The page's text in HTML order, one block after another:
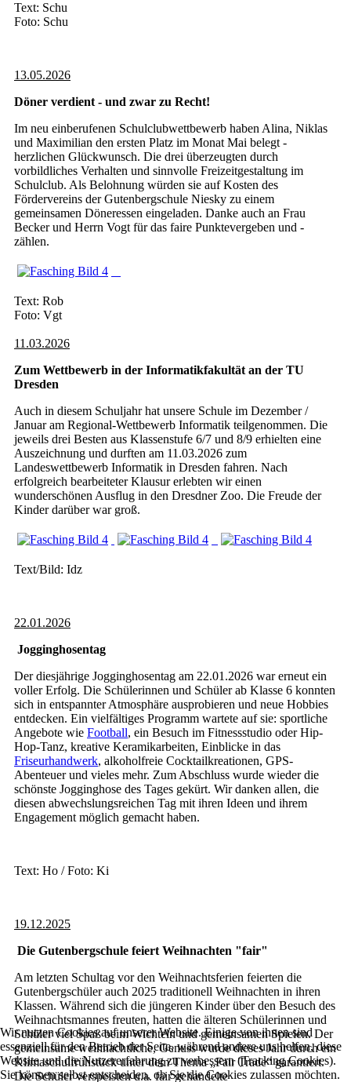
Text: Schu
Foto: Schu
13.05.2026
Döner verdient - und zwar zu Recht!
Im neu einberufenen Schulclubwettbewerb haben Alina, Niklas
und Maximilian den ersten Platz im Monat Mai belegt -
herzlichen Glückwunsch. Die drei überzeugten durch
vorbildliches Verhalten und sinnvolle Freizeitgestaltung im
Schulclub. Als Belohnung würden sie auf Kosten des
Fördervereins der Gutenbergschule Niesky zu einem
gemeinsamen Döneressen eingeladen. Danke auch an Frau
Becker und Herrn Vogt für das faire Punktevergeben und -
zählen.
Text: Rob
Foto: Vgt
11.03.2026
Zum Wettbewerb in der Informatikfakultät an der TU
Dresden
Auch in diesem Schuljahr hat unsere Schule im Dezember /
Januar am Regional-Wettbewerb Informatik teilgenommen. Die
jeweils drei Besten aus Klassenstufe 6/7 und 8/9 erhielten eine
Auszeichnung und durften am 11.03.2026 zum
Landeswettbewerb Informatik in Dresden fahren. Nach
erfolgreich bearbeiteter Klausur erlebten wir einen
wunderschönen Ausflug in den Dresdner Zoo. Die Freude der
Kinder darüber war groß.
Text/Bild: Idz
22.01.2026
Jogginghosentag
Der diesjährige Jogginghosentag am 22.01.2026 war erneut ein
voller Erfolg. Die Schülerinnen und Schüler ab Klasse 6 konnten
sich in entspannter Atmosphäre ausprobieren und neue Hobbies
entdecken. Ein vielfältiges Programm wartete auf sie: sportliche
Angebote wie Football, ein Besuch im Fitnessstudio oder Hip-
Hop-Tanz, kreative Keramikarbeiten, Einblicke in das
Friseurhandwerk, alkoholfreie Cocktailkreationen, GPS-
Abenteuer und vieles mehr. Zum Abschluss wurde wieder die
schönste Jogginghose des Tages gekürt. Wir danken allen, die
diesen abwechslungsreichen Tag mit ihren Ideen und ihrem
Engagement möglich gemacht haben.
Text: Ho / Foto: Ki
19.12.2025
Die Gutenbergschule feiert Weihnachten "fair"
Am letzten Schultag vor den Weihnachtsferien feierten die
Gutenbergschüler auch 2025 traditionell Weihnachten in ihren
Klassen. Während sich die jüngeren Kinder über den Besuch des
Weihnachtsmannes freuten, hatten die älteren Schülerinnen und
Schüler viel Spaß beim Wichteln und gemeinsamen Spielen. Der
gemeinsame weihnachtliche, Genuss wurde dieses Jahr durch ein
Klimaschulfrühstück unter dem Thema „Fair Trade“ garantiert.
Die Schüler verspeisten u.a. fair gehandelte
Wir nutzen Cookies auf unserer Website. Einige von ihnen sind
essenziell für den Betrieb der Seite, während andere uns helfen, diese
Website und die Nutzererfahrung zu verbessern (Tracking Cookies).
Sie können selbst entscheiden, ob Sie die Cookies zulassen möchten.